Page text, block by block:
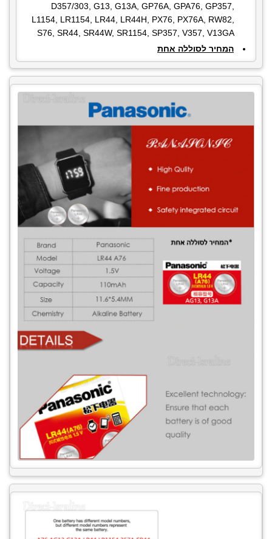
D357/303, G13, G13A, GP76A, GPA76, GP357,
L1154, LR1154, LR44, LR44H, PX76, PX76A, RW82,
S76, SR44, SR44W, SR1154, SP357, V357, V13GA
המחיר לסוללה אחת